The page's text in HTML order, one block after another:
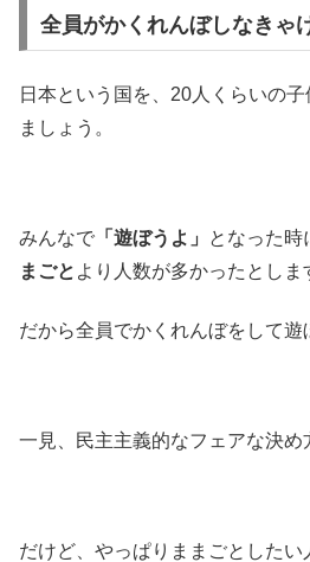
全員がかくれんぼしなきゃ
日本という国を、20人くらいの
ましょう。
みんなで 「遊ぼうよ」 となった時
まごと より人数が多かったとしま
だから全員でかくれんぼをして遊
一見、民主主義的なフェアな決め
だけど、やっぱりままごとした